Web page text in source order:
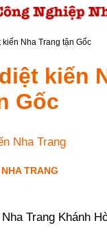
kiến Nha Trang tận Gốc
kiến
Gốc
TRANG
Trang Khánh